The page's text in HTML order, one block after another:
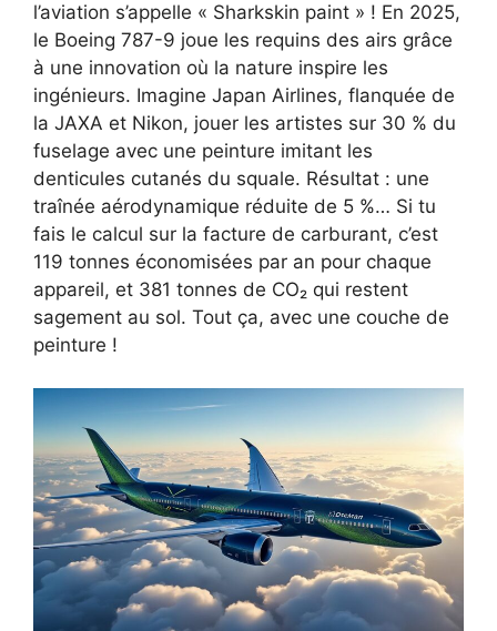
l’aviation s’appelle « Sharkskin paint » ! En 2025,
le Boeing 787-9 joue les requins des airs grâce
à une innovation où la nature inspire les
ingénieurs. Imagine Japan Airlines, flanquée de
la JAXA et Nikon, jouer les artistes sur 30 % du
fuselage avec une peinture imitant les
denticules cutanés du squale. Résultat : une
traînée aérodynamique réduite de 5 %… Si tu
fais le calcul sur la facture de carburant, c’est
119 tonnes économisées par an pour chaque
appareil, et 381 tonnes de CO₂ qui restent
sagement au sol. Tout ça, avec une couche de
peinture !